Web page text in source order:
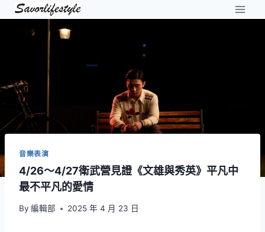
Skip
content
音樂表演
4/26～4/27衛武營見證《文雄與秀英》平凡中
最不平凡的愛情
By 編輯部 2025 年 4 月 23 日